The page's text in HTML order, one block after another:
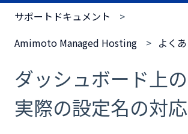
サポートドキュメント
Amimoto Managed Hosting
よく
ダッシュボード上
実際の設定名の対